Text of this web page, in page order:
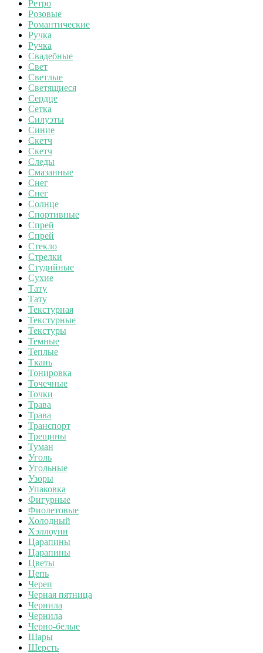
Ретро
Розовые
Романтические
Ручка
Ручка
Свадебные
Свет
Светлые
Светящиеся
Сердце
Сетка
Силуэты
Синие
Скетч
Скетч
Следы
Смазанные
Снег
Снег
Солнце
Спортивные
Спрей
Спрей
Стекло
Стрелки
Студийные
Сухие
Тату
Тату
Текстурная
Текстурные
Текстуры
Темные
Теплые
Ткань
Тонировка
Точечные
Точки
Трава
Трава
Транспорт
Трещины
Туман
Уголь
Угольные
Узоры
Упаковка
Фигурные
Фиолетовые
Холодный
Хэллоуин
Царапины
Царапины
Цветы
Цепь
Череп
Черная пятница
Чернила
Чернила
Черно-белые
Шары
Шерсть